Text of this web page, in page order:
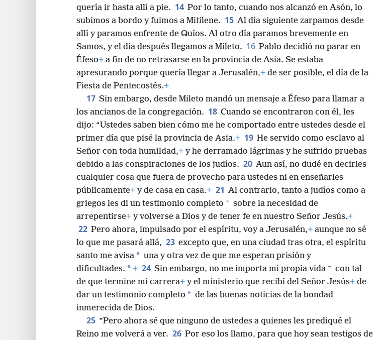
quería ir hasta allí a pie. 14 Por lo tanto, cuando nos alcanzó en Asón, lo
subimos a bordo y fuimos a Mitilene. 15 Al día siguiente zarpamos desde
allí y paramos enfrente de Quíos. Al otro día paramos brevemente en
Samos, y el día después llegamos a Mileto. 16 Pablo decidió no parar en
Éfeso+ a fin de no retrasarse en la provincia de Asia. Se estaba
apresurando porque quería llegar a Jerusalén,+ de ser posible, el día de la
Fiesta de Pentecostés.+
17 Sin embargo, desde Mileto mandó un mensaje a Éfeso para llamar a
los ancianos de la congregación. 18 Cuando se encontraron con él, les
dijo: “Ustedes saben bien cómo me he comportado entre ustedes desde el
primer día que pisé la provincia de Asia.+ 19 He servido como esclavo al
Señor con toda humildad,+ y he derramado lágrimas y he sufrido pruebas
debido a las conspiraciones de los judíos. 20 Aun así, no dudé en decirles
cualquier cosa que fuera de provecho para ustedes ni en enseñarles
públicamente+ y de casa en casa.+ 21 Al contrario, tanto a judíos como a
griegos les di un testimonio completo * sobre la necesidad de
arrepentirse+ y volverse a Dios y de tener fe en nuestro Señor Jesús.+
22 Pero ahora, impulsado por el espíritu, voy a Jerusalén,+ aunque no sé
lo que me pasará allá, 23 excepto que, en una ciudad tras otra, el espíritu
santo me avisa * una y otra vez de que me esperan prisión y
dificultades. * + 24 Sin embargo, no me importa mi propia vida * con tal
de que termine mi carrera+ y el ministerio que recibí del Señor Jesús+ de
dar un testimonio completo * de las buenas noticias de la bondad
inmerecida de Dios.
25 ”Pero ahora sé que ninguno de ustedes a quienes les prediqué el
Reino me volverá a ver. 26 Por eso los llamo, para que hoy sean testigos de